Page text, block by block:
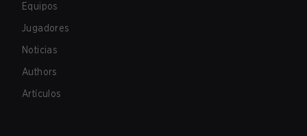
Equipos
Jugadores
Noticias
Authors
Artículos